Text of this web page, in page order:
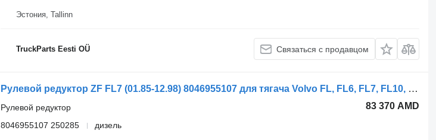
Эстония, Tallinn
TruckParts Eesti OÜ Связаться с продавцом
Рулевой редуктор ZF FL7 (01.85-12.98) 8046955107 для тягача Volvo FL, FL6, FL7, FL10, FL12, FS718 (1985-2005)
83 370 AMD
Рулевой редуктор
8046955107 250285
дизель